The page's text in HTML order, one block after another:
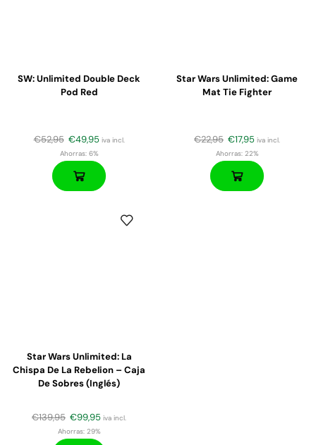
SW: Unlimited Double Deck
Pod Red
€52,95 €49,95 iva incl.
Ahorras:6%
Star Wars Unlimited: Game
Mat Tie Fighter
€22,95 €17,95 iva incl.
Ahorras:22%
Star Wars Unlimited: La
Chispa De La Rebelion – Caja
De Sobres (inglés)
€139,95 €99,95 iva incl.
Ahorras:29%